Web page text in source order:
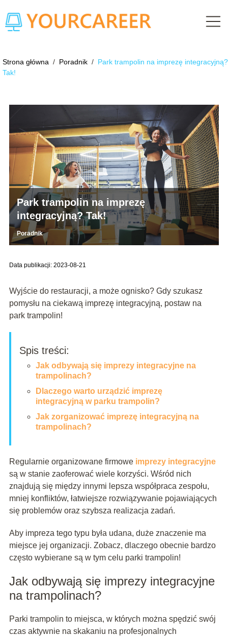
Strona główna / Poradnik / Park trampolin na imprezę integracyjną?
Tak!
Park trampolin na imprezę
integracyjną? Tak!
Poradnik
Data publikacji: 2023-08-21
Wyjście do restauracji, a może ognisko? Gdy szukasz
pomysłu na ciekawą imprezę integracyjną, postaw na
park trampolin!
Spis treści:
Jak odbywają się imprezy integracyjne na
trampolinach?
Dlaczego warto urządzić imprezę
integracyjną w parku trampolin?
Jak zorganizować imprezę integracyjną na
trampolinach?
Regularnie organizowane firmowe imprezy integracyjne
są w stanie zaoferować wiele korzyści. Wśród nich
znajdują się między innymi lepsza współpraca zespołu,
mniej konfliktów, łatwiejsze rozwiązywanie pojawiających
się problemów oraz szybsza realizacja zadań.
Aby impreza tego typu była udana, duże znaczenie ma
miejsce jej organizacji. Zobacz, dlaczego obecnie bardzo
często wybierane są w tym celu parki trampolin!
Jak odbywają się imprezy integracyjne
na trampolinach?
Parki trampolin to miejsca, w których można spędzić swój
czas aktywnie na skakaniu na profesjonalnych